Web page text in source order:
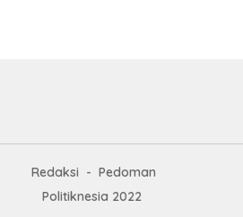
Redaksi
Pedoman
Politiknesia 2022